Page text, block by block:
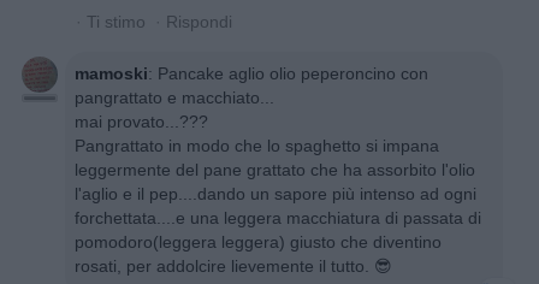
· Ti stimo · Rispondi
mamoski: Pancake aglio olio peperoncino con
pangrattato e macchiato...
mai provato...???
Pangrattato in modo che lo spaghetto si impana
leggermente del pane grattato che ha assorbito l'olio
l'aglio e il pep....dando un sapore più intenso ad ogni
forchettata....e una leggera macchiatura di passata di
pomodoro(leggera leggera) giusto che diventino
rosati, per addolcire lievemente il tutto. 😎